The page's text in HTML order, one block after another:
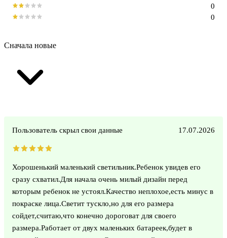
0
0
Сначала новые
Пользователь скрыл свои данные 17.07.2026
Хорошенький маленький светильник.Ребенок увидев его
сразу схватил.Для начала очень милый дизайн перед
которым ребенок не устоял.Качество неплохое,есть минус в
покраске лица.Светит тускло,но для его размера
сойдет,считаю,что конечно дороговат для своего
размера.Работает от двух маленьких батареек,будет в